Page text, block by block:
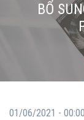
BỔ
01/06/2021 -